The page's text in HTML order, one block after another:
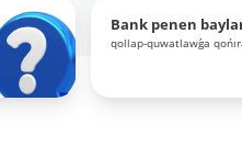
Bank penen
qollap-quwatlawǵa